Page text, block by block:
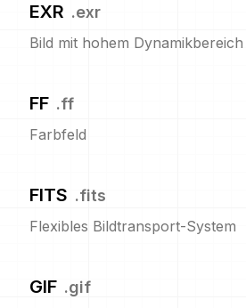
EXR .exr
Bild mit hohem Dynamikbereich
FF .ff
Farbfeld
FITS .fits
Flexibles Bildtransport-System
GIF .gif